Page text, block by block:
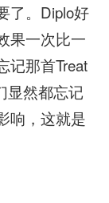
了。Diplo好
果一次比一
记那首Treat
显然都忘记
响，这就是